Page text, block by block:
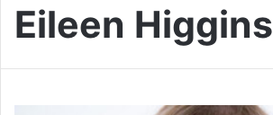
Eileen Higgins